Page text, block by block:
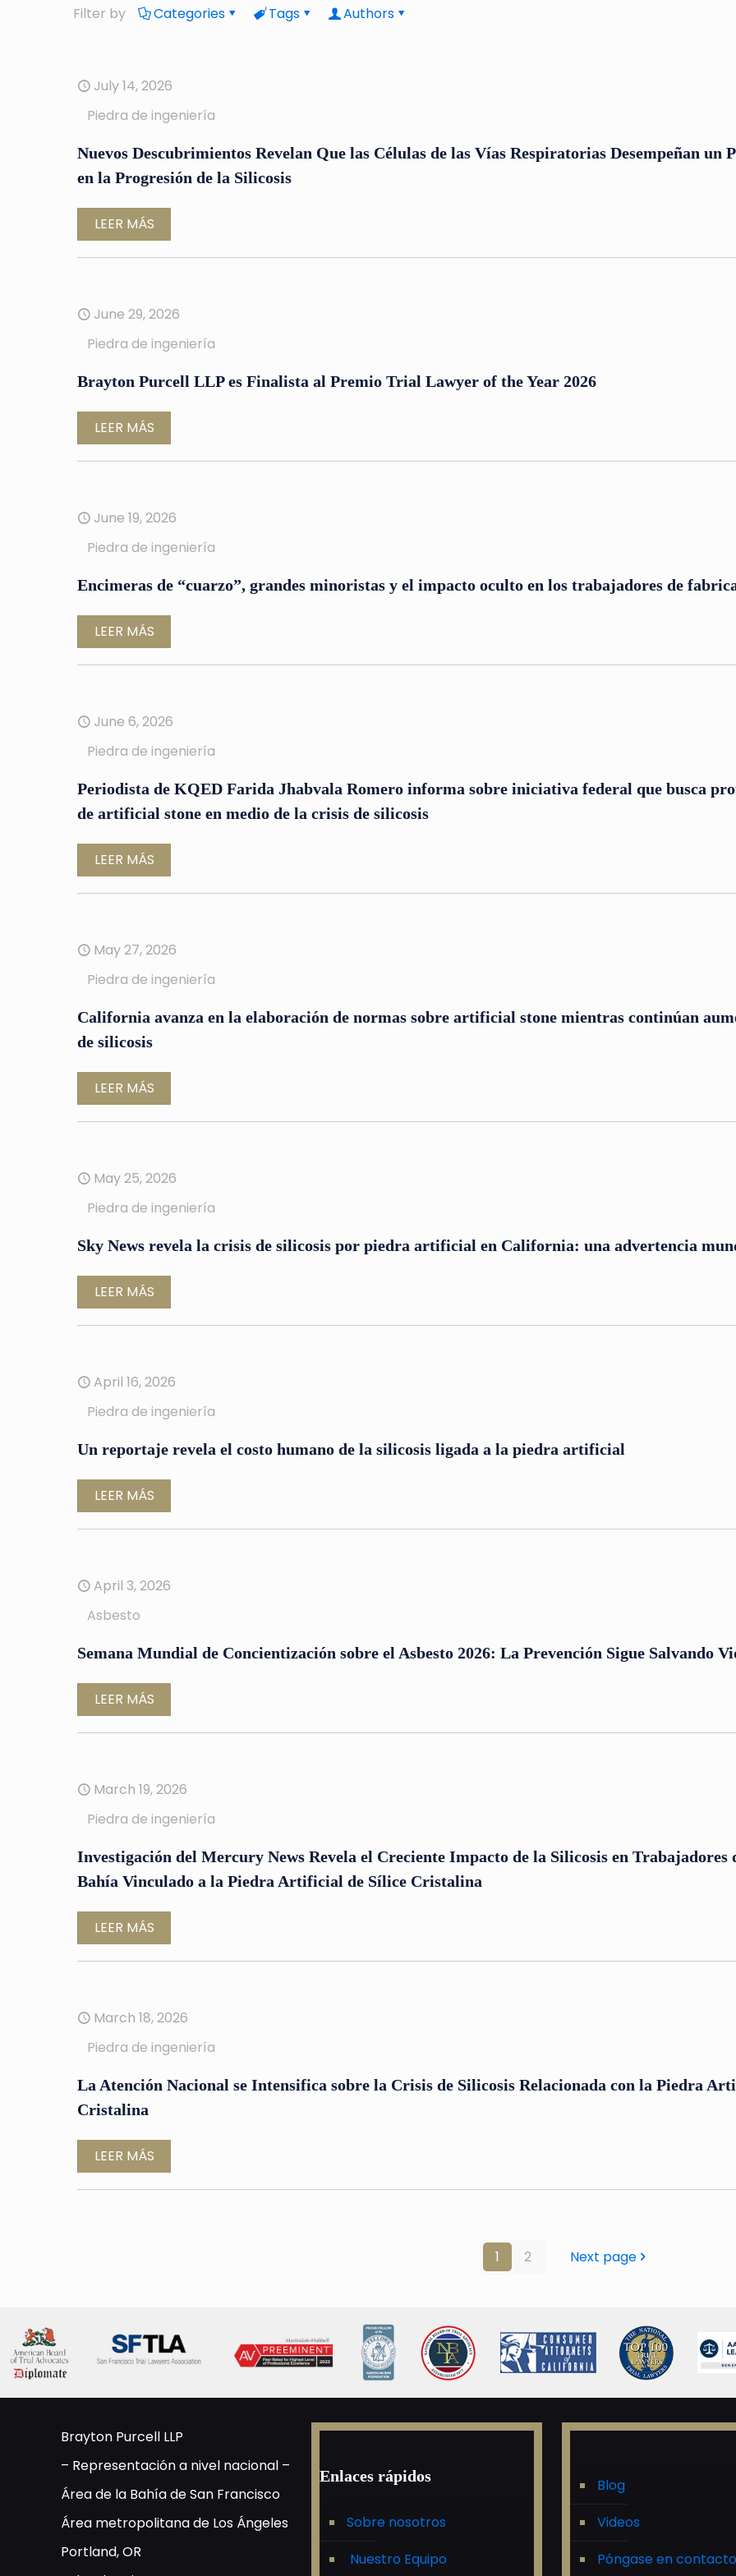
Filter by Categories Tags Authors
July 14, 2026
Piedra de ingeniería
Nuevos Descubrimientos Revelan Que las Células de las Vías Respiratorias Desempeñan un
en la Progresión de la Silicosis
LEER MÁS
June 29, 2026
Piedra de ingeniería
Brayton Purcell LLP es Finalista al Premio Trial Lawyer of the Year 2026
LEER MÁS
June 19, 2026
Piedra de ingeniería
Encimeras de “cuarzo”, grandes minoristas y el impacto oculto en los trabajadores de
LEER MÁS
June 6, 2026
Piedra de ingeniería
Periodista de KQED Farida Jhabvala Romero informa sobre iniciativa federal que busca
de artificial stone en medio de la crisis de silicosis
LEER MÁS
May 27, 2026
Piedra de ingeniería
California avanza en la elaboración de normas sobre artificial stone mientras continúan
de silicosis
LEER MÁS
May 25, 2026
Piedra de ingeniería
Sky News revela la crisis de silicosis por piedra artificial en California: una advertencia
LEER MÁS
April 16, 2026
Piedra de ingeniería
Un reportaje revela el costo humano de la silicosis ligada a la piedra artificial
LEER MÁS
April 3, 2026
Asbesto
Semana Mundial de Concientización sobre el Asbesto 2026: La Prevención Sigue Salvando
LEER MÁS
March 19, 2026
Piedra de ingeniería
Investigación del Mercury News Revela el Creciente Impacto de la Silicosis en Trabajadores
Bahía Vinculado a la Piedra Artificial de Sílice Cristalina
LEER MÁS
March 18, 2026
Piedra de ingeniería
La Atención Nacional se Intensifica sobre la Crisis de Silicosis Relacionada con la Piedra
Cristalina
LEER MÁS
1 2 Next page
Brayton Purcell LLP
– Representación a nivel nacional –
Área de la Bahía de San Francisco
Área metropolitana de Los Ángeles
Portland, OR
Enlaces rápidos
Sobre nosotros
Nuestro Equipo
Blog
Videos
Póngase en contacto